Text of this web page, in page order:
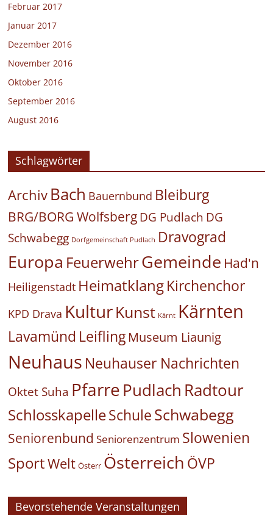
Februar 2017
Januar 2017
Dezember 2016
November 2016
Oktober 2016
September 2016
August 2016
Schlagwörter
Archiv Bach Bauernbund Bleiburg
BRG/BORG Wolfsberg DG Pudlach DG
Schwabegg Dorfgemeinschaft Pudlach Dravograd
Europa FeuerwehrGemeinde Had'n
Heiligenstadt HeimatklangKirchenchor
KPD Drava KulturKunst Kärnt Kärnten
Lavamünd Leifling Museum Liaunig
Neuhaus Neuhauser Nachrichten
Oktet Suha PfarrePudlach Radtour
SchlosskapelleSchuleSchwabegg
Seniorenbund Seniorenzentrum Slowenien
SportWelt Österr Österreich ÖVP
Bevorstehende Veranstaltungen